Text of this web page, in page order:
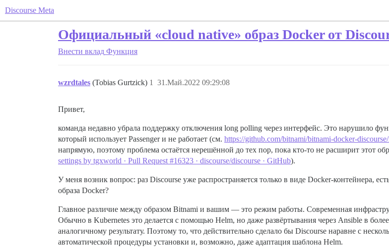
Discourse Meta
Официальный «cloud native» образ Docker от
Внести вклад Функция
wzrdtales (Tobias Gurtzick) 31.Май.2022 09:29:08
1
Привет,
команда недавно убрала поддержку отключения long polling через интерфейс. Это нарушило
который использует Passenger и не работает (см. https://github.com/bitnami/bitnami-docker-
напрямую, поэтому проблема остаётся нерешённой до тех пор, пока кто-то не расширит этот
settings by tgxworld · Pull Request #16323 · discourse/discourse · GitHub).
У меня возник вопрос: раз Discourse уже распространяется только в виде Docker-контейнера,
образа Docker?
Главное различие между образом Bitnami и вашим — это режим работы. Современная
Обычно в Kubernetes это делается с помощью Helm, но даже развёртывания через Ansible в
аналогичному результату. Поэтому то, что действительно сделало бы Discourse наравне с
автоматической процедуры установки и, возможно, даже адаптация шаблона Helm.